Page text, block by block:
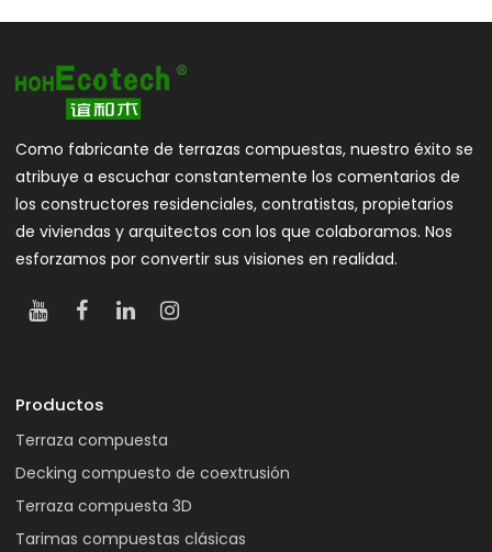
Como fabricante de terrazas compuestas, nuestro éxito se
atribuye a escuchar constantemente los comentarios de
los constructores residenciales, contratistas, propietarios
de viviendas y arquitectos con los que colaboramos. Nos
esforzamos por convertir sus visiones en realidad.
Productos
Terraza compuesta
Decking compuesto de coextrusión
Terraza compuesta 3D
Tarimas compuestas clásicas